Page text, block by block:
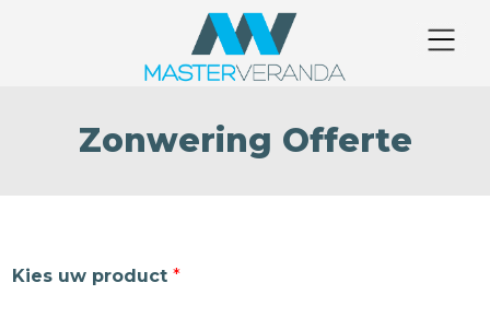
Zonwering Offerte
Kies uw product *